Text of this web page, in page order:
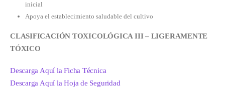
inicial
Apoya el establecimiento saludable del cultivo
CLASIFICACIÓN TOXICOLÓGICA III – LIGERAMENTE
TÓXICO
Descarga Aquí la Ficha Técnica
Descarga Aquí la Hoja de Seguridad